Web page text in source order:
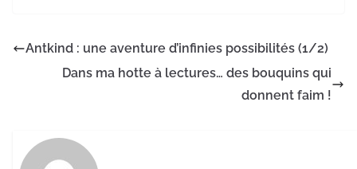
Antkind : une aventure d’infinies possibilités (1/2)
Dans ma hotte à lectures… des bouquins qui
donnent faim !